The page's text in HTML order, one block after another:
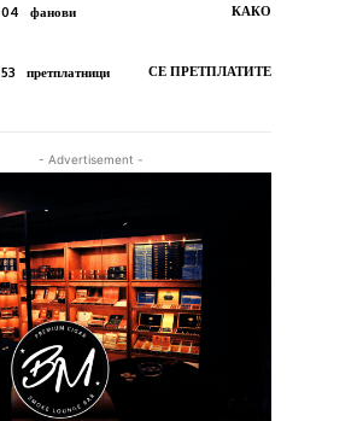
фанови КАКО
претплатници СЕ ПРЕТПЛАТИТЕ
- Advertisement -